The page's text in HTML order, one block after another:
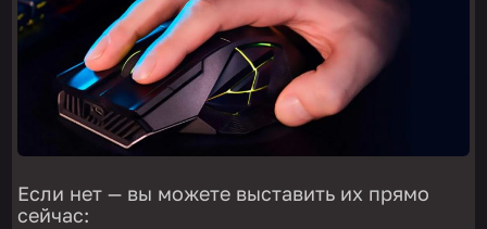
Если нет — вы можете выставить их прямо
сейчас: